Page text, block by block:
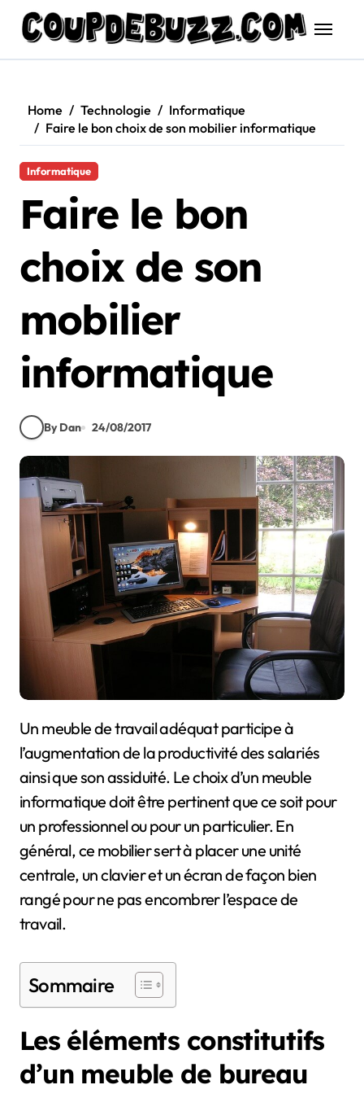
content
Home Technologie
Informatique
Faire le bon choix de son mobilier informatique
Informatique
Faire le bon
choix de son
mobilier
informatique
By Dan 24/08/2017
Un meuble de travail adéquat participe à
l’augmentation de la productivité des salariés
ainsi que son assiduité. Le choix d’un meuble
informatique doit être pertinent que ce soit pour
un professionnel ou pour un particulier. En
général, ce mobilier sert à placer une unité
centrale, un clavier et un écran de façon bien
rangé pour ne pas encombrer l’espace de
travail.
Sommaire
Les éléments constitutifs
d’un meuble de bureau